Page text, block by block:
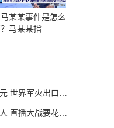
某某事件是怎么
马某某指
军火出口金额排名
大战要花多少钱？